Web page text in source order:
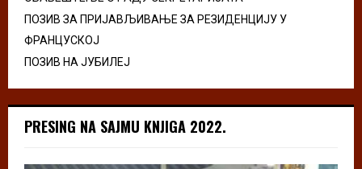
ПОЗИВ ЗА ПРИЈАВЉИВАЊЕ ЗА РЕЗИДЕНЦИЈУ У
ФРАНЦУСКОЈ
ПОЗИВ НА ЈУБИЛЕЈ
PRESING NA SAJMU KNJIGA 2022.